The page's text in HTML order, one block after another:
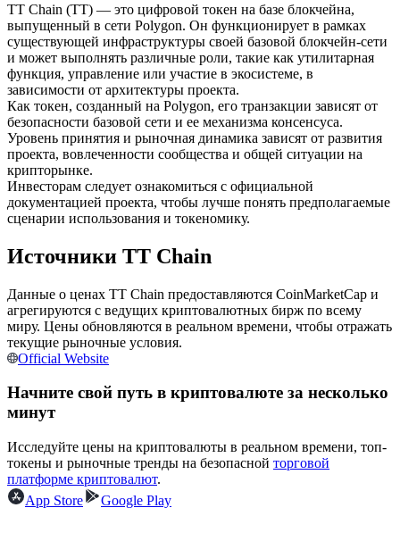
USDC фьючерсы
Фьючерсы с использованием USDC в качестве
обеспечения
Копирование торговли
Присоединяйтесь к лучшим трейдерам
TT Chain (TT) — это цифровой токен на базе блокчейна,
выпущенный в сети Polygon. Он функционирует в рамках
существующей инфраструктуры своей базовой блокчейн-сети
и может выполнять различные роли, такие как утилитарная
функция, управление или участие в экосистеме, в
зависимости от архитектуры проекта.
Как токен, созданный на Polygon, его транзакции зависят от
безопасности базовой сети и ее механизма консенсуса.
Уровень принятия и рыночная динамика зависят от развития
проекта, вовлеченности сообщества и общей ситуации на
крипторынке.
Инвесторам следует ознакомиться с официальной
документацией проекта, чтобы лучше понять предполагаемые
сценарии использования и токеномику.
Источники TT Chain
Данные о ценах TT Chain предоставляются CoinMarketCap и
агрегируются с ведущих криптовалютных бирж по всему
миру. Цены обновляются в реальном времени, чтобы отражать
текущие рыночные условия.
Official Website
Начните свой путь в криптовалюте за несколько
минут
Исследуйте цены на криптовалюты в реальном времени, топ-
токены и рыночные тренды на безопасной торговой
платформе криптовалют.
App Store
Google Play